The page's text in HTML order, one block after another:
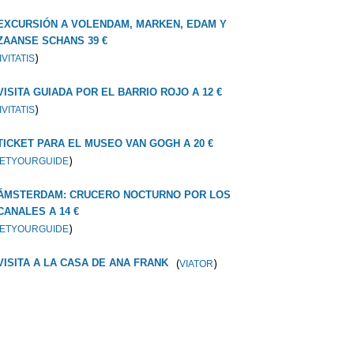
A VOLENDAM, MARKEN, EDAM Y
SCHANS 39 €
)
GUIADA POR EL BARRIO ROJO A 12 €
)
PARA EL MUSEO VAN GOGH A 20 €
)
CRUCERO NOCTURNO POR LOS
A 14 €
)
A LA CASA DE ANA FRANK (VIATOR)